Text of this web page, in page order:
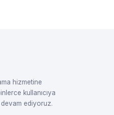
hizmetine
kullanıcıya
ediyoruz.